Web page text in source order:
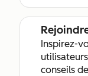
Inspirez-
conseils